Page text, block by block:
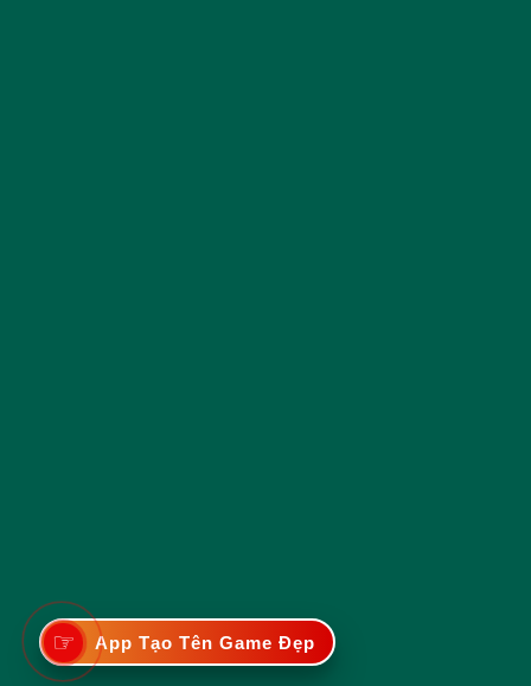
☞ App Tạo Tên Game Đẹp